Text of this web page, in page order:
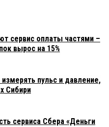
сервис оплаты частями –
вырос на 15%
пульс и давление,
Сибири
сервиса Сбера «Деньги